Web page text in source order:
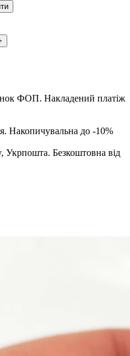
ФОП. Накладений платіж
Накопичувальна до -10%
Безкоштовна від